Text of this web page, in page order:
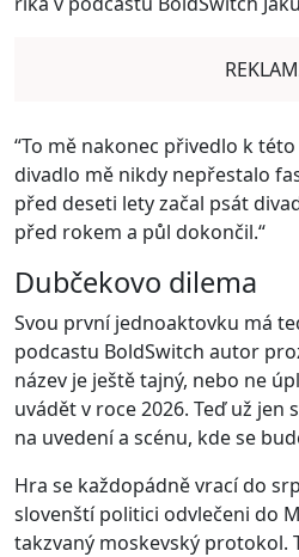
“To mě nakonec přivedlo k
divadlo mě nikdy nepřestalo
před deseti lety začal psát
před rokem a půl dokončil.“
Dubčekovo dilema
Svou první jednoaktovku má
podcastu BoldSwitch autor
název je ještě tajný, nebo ne
uvádět v roce 2026. Teď už jen
na uvedení a scénu, kde se
Hra se každopádně vrací do
slovenští politici odvlečeni do
takzvaný moskevský protokol.